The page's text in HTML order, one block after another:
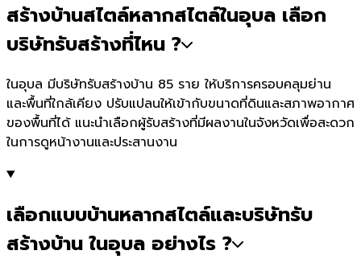
สร้างบ้านสไตล์หลากสไตล์ในอุบล เลือก
บริษัทรับสร้างที่ไหน ?
ในอุบล มีบริษัทรับสร้างบ้าน 85 ราย ให้บริการครอบคลุมย่าน
และพื้นที่ใกล้เคียง ปรับแปลนให้เข้ากับขนาดที่ดินและสภาพอากาศ
ของพื้นที่ได้ แนะนำเลือกผู้รับสร้างที่มีผลงานในจังหวัดเพื่อสะดวก
ในการดูหน้างานและประสานงาน
เลือกแบบบ้านหลากสไตล์และบริษัทรับ
สร้างบ้าน ในอุบล อย่างไร ?